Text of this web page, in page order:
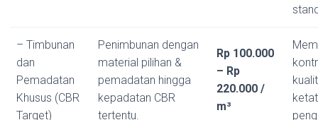
– Timbunan
dan
Pemadatan
Khusus (CBR
Target)
Penimbunan dengan
material pilihan &
pemadatan hingga
kepadatan CBR
tertentu.
Rp 100.000
– Rp
220.000 /
m³